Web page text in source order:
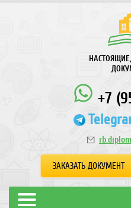
+7
ЗАКАЗАТЬ ДОКУМЕНТ